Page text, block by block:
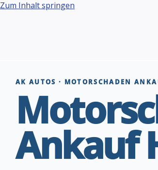
Zum Inhalt springen
AK AUTOS · MOTORSCHADEN
Ankauf